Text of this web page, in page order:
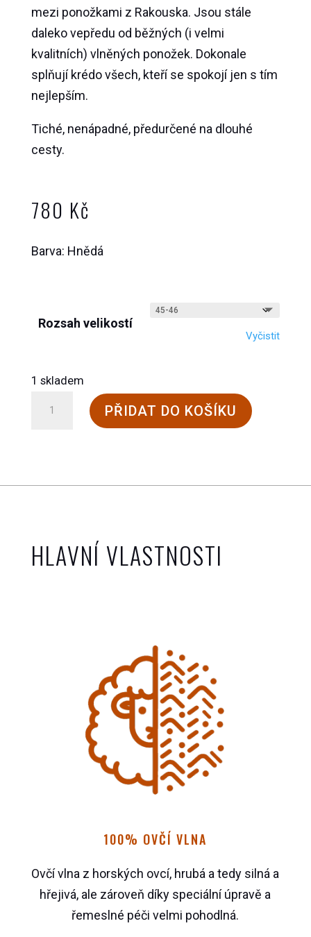
mezi ponožkami z Rakouska. Jsou stále
daleko vepředu od běžných (i velmi
kvalitních) vlněných ponožek. Dokonale
splňují krédo všech, kteří se spokojí jen s tím
nejlepším.
Tiché, nenápadné, předurčené na dlouhé
cesty.
780 Kč
Barva: Hnědá
Rozsah velikostí
Vyčistit
1 skladem
celoroční
PŘIDAT DO KOŠÍKU
HLAVNÍ VLASTNOSTI
100% OVČÍ VLNA
Ovčí vlna z horských ovcí, hrubá a tedy silná a
hřejivá, ale zároveň díky speciální úpravě a
řemeslné péči velmi pohodlná.